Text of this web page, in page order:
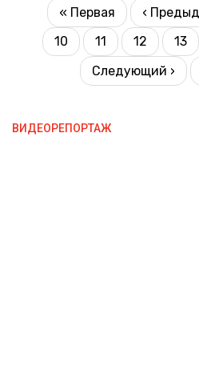
НУМЕРАЦИЯ
СТРАНИЦ
Первая
страница
« Первая ‹
Страница
10 Страница
11
Текущая
страница
12 13
Следующая
страница
Следующий ›
ВИДЕОРЕПОРТАЖ